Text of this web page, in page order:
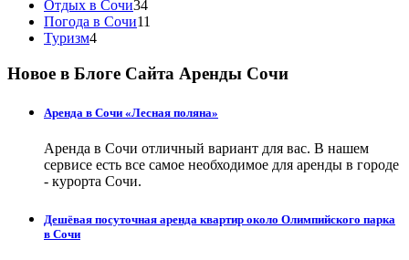
Отдых в Сочи34
Погода в Сочи11
Туризм4
Новое в Блоге Сайта Аренды Сочи
Аренда в Сочи «Лесная поляна»
Аренда в Сочи отличный вариант для вас. В нашем
сервисе есть все самое необходимое для аренды в городе
- курорта Сочи.
Дешёвая посуточная аренда квартир около Олимпийского парка
в Сочи